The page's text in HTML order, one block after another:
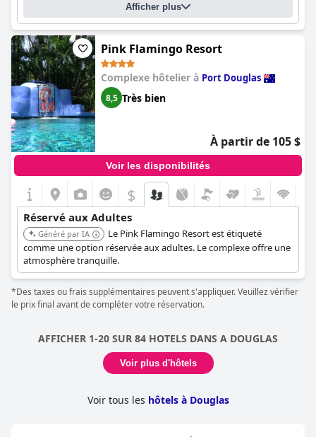
Afficher plus
Pink Flamingo Resort
Complexe hôtelier à Port Douglas
8,5 Très bien
À partir de 105 $
Voir les disponibilités
$
Réservé aux Adultes
Généré par IA
Le Pink Flamingo Resort est étiqueté
comme une option réservée aux adultes. Le complexe offre une
atmosphère tranquille.
*Des taxes ou frais supplémentaires peuvent s'appliquer. Veuillez vérifier
le prix final avant de compléter votre réservation.
AFFICHER 1-20 SUR 84 HOTELS DANS A DOUGLAS
Voir plus d'hôtels
Voir tous les hôtels à Douglas